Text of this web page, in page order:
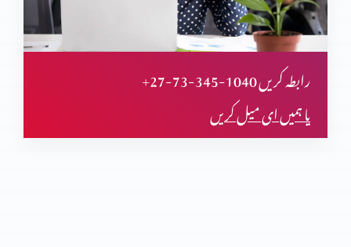
سمسون
روتھ پارٹ 1
+27-73-345-1040 رابطہ کریں
یا ہمیں ای میل کریں